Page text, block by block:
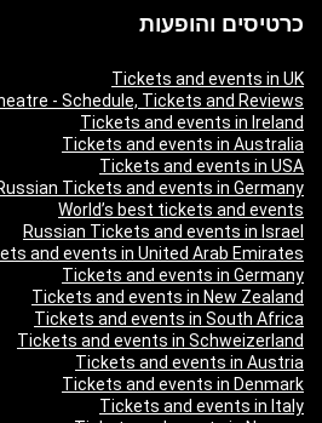
כרטיסים והופעות
Tickets and events in UK
- Schedule, Tickets and Reviews
Tickets and events in Ireland
Tickets and events in Australia
Tickets and events in USA
Tickets and events in Germany
World’s best tickets and events
Russian Tickets and events in Israel
and events in United Arab Emirates
Tickets and events in Germany
Tickets and events in New Zealand
Tickets and events in South Africa
Tickets and events in Schweizerland
Tickets and events in Austria
Tickets and events in Denmark
Tickets and events in Italy